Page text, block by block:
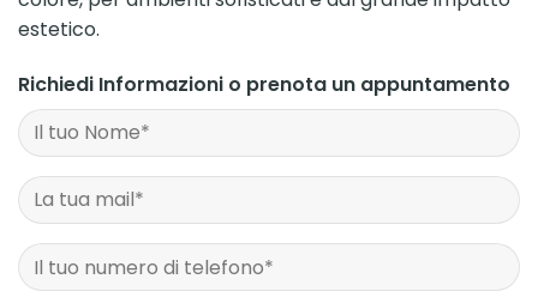
estetico.
Richiedi Informazioni o prenota un appuntamento